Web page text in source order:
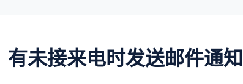
有未接来电时发送邮件通知